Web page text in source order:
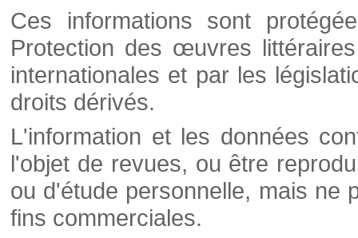
Ces informations sont
Protection des œuvres
internationales et par les
droits dérivés.
L'information et les données
l'objet de revues, ou être
ou d'étude personnelle, mais ne
fins commerciales.